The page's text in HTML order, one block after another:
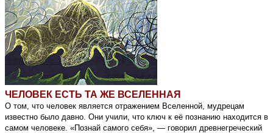
ЧЕЛОВЕК ЕСТЬ ТА ЖЕ ВСЕЛЕННАЯ
О том, что человек является отражением Вселенной, мудрецам
известно было давно. Они учили, что ключ к её познанию находится в
самом человеке. «Познай самого себя», — говорил древнегреческий